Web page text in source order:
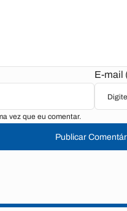
E-mail
vez que eu comentar.
Publicar